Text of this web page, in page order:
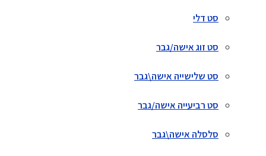
סט דלי
סט זוג אישה/גבר
סט שלישייה אישה\גבר
סט רביעייה אישה/גבר
סלסלה אישה\גבר